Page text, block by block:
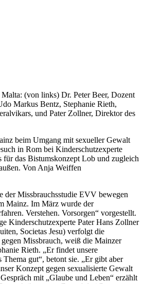
(von links) Dr. Peter Beer, Dozent
Markus Bentz, Stephanie Rieth,
und Pater Zollner, Direktor des
beim Umgang mit sexueller Gewalt
in Rom bei Kinderschutzexperte
für das Bistumskonzept Lob und zugleich
Von Anja Weiffen
der Missbrauchsstudie EVV bewegen
Mainz. Im März wurde der
Verstehen. Vorsorgen“ vorgestellt.
Kinderschutzexperte Pater Hans Zollner
Societas Jesu) verfolgt die
Missbrauch, weiß die Mainzer
Rieth. „Er findet unsere
Thema gut“, betont sie. „Er gibt aber
Konzept gegen sexualisierte Gewalt
mit „Glaube und Leben“ erzählt